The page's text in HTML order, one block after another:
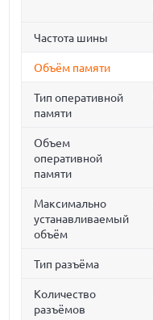
Частота шины
Объём памяти
Тип оперативной
памяти
Объем
оперативной
памяти
Максимально
устанавливаемый
объём
Тип разъёма
Количество
разъёмов